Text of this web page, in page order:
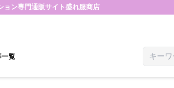
ョン専門通販サイト盛れ服商店
一覧